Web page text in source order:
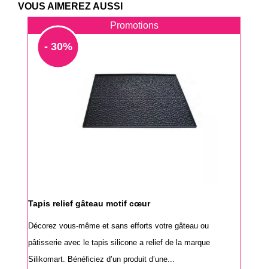
VOUS AIMEREZ AUSSI
Promotions
- 30%
Tapis relief gâteau motif cœur
Décorez vous-même et sans efforts votre gâteau ou
pâtisserie avec le tapis silicone a relief de la marque
Silikomart. Bénéficiez d’un produit d’une...